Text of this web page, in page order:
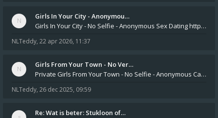
Girls In Your City - Anonymou…
Girls In Your City - No Selfie - Anonymous Sex Dating https://SecretPrivat.com Womens In Your Town - Anonymous S
NLTeddy, 22 apr 2026, 11:37
Girls From Your Town - No Ver…
Private Girls From Your Town - No Selfie - Anonymous Casual Dating https://PrivateLadyEscorts.com Private Lady In
NLTeddy, 26 dec 2025, 09:59
Re: Wat is beter: Stukloon of…